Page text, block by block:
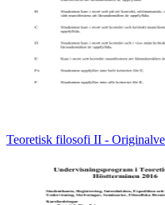
Teoretisk filosofi II -